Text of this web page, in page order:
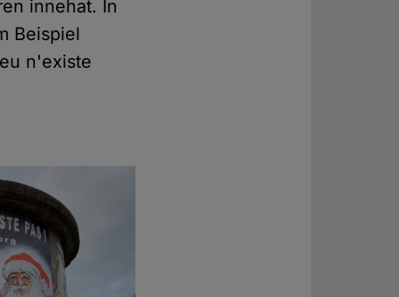
innehat. In
Beispiel
n'existe